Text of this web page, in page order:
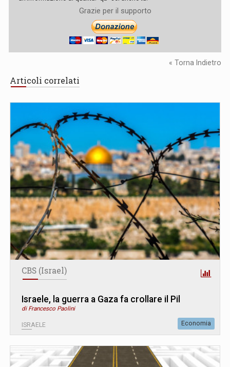
Grazie per il supporto
« Torna Indietro
Articoli correlati
CBS (Israel)
Israele, la guerra a Gaza fa crollare il Pil
di Francesco Paolini
ISRAELE Economia